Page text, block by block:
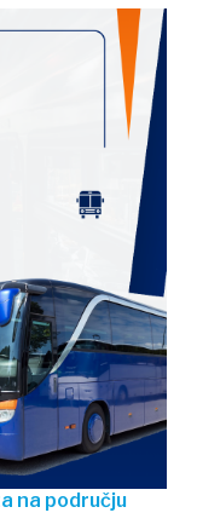
na području